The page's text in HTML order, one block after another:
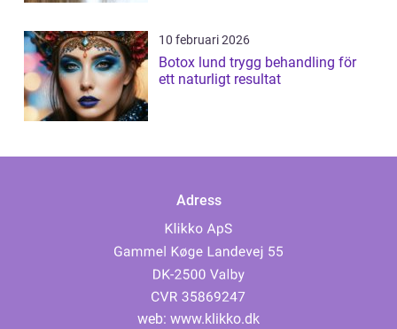
10 februari 2026
Botox lund trygg behandling för
ett naturligt resultat
Adress
web: www.klikko.dk